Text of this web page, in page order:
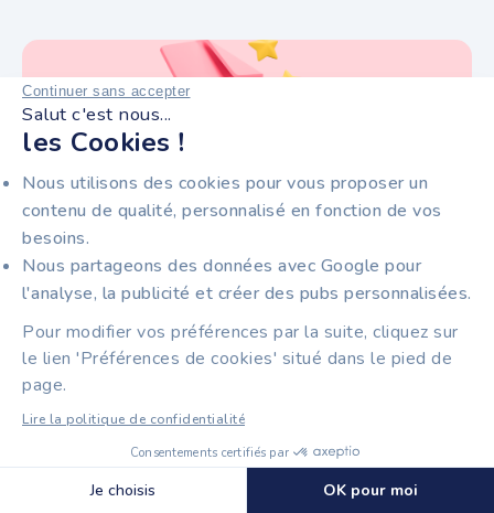
Continuer sans accepter
Salut c'est nous...
les Cookies !
Nous utilisons des cookies pour vous proposer un
contenu de qualité, personnalisé en fonction de vos
besoins.
Nous partageons des données avec Google pour
l'analyse, la publicité et créer des pubs personnalisées.
Pour modifier vos préférences par la suite, cliquez sur
le lien 'Préférences de cookies' situé dans le pied de
page.
Lire la politique de confidentialité
Consentements certifiés par
Je choisis OK pour moi
🍪 Cookies
8 min
SOLUTION COMPATIBLE (SC) FACTURATION
ÉLECTRONIQUE : DÉFINITION